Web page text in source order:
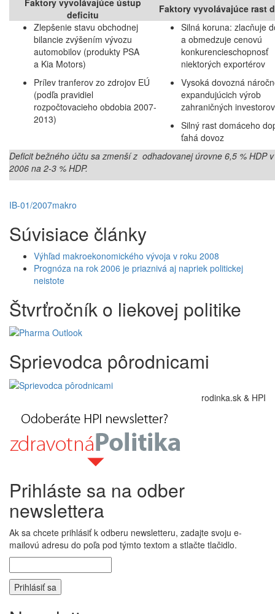
Faktory vyvolávajúce ústup
deficitu
Faktory vyvolávajúce rast
Zlepšenie stavu obchodnej
bilancie zvýšením vývozu
automobilov (produkty PSA
a Kia Motors)
Prílev tranferov zo zdrojov EÚ
(podľa pravidiel
rozpočtovacieho obdobia 2007-
2013)
Silná koruna: zlacňuje
a obmedzuje cenovú
konkurencieschopnosť
niektorých exportérov
Vysoká dovozná
expandujúcich výrob
zahraničných investorov
Silný rast domáceho
ťahá dovoz
Deficit bežného účtu sa zmenší z odhadovanej úrovne 6,5 % HDP
2006 na 2-3 % HDP.
IB-01/2007makro
Súvisiace články
Výhľad makroekonomického vývoja v roku 2008
Prognóza na rok 2006 je priaznivá aj napriek politickej
neistote
Štvrťročník o liekovej politike
Sprievodca pôrodnicami
rodinka.sk & HPI
Prihláste sa na odber
newslettera
Ak sa chcete prihlásiť k odberu newsletteru, zadajte svoju e-
mailovú adresu do poľa pod týmto textom a stlačte tlačidlo.